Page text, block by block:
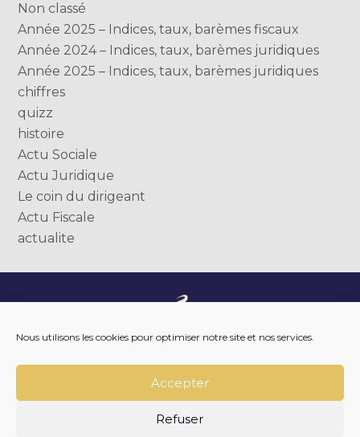
Nous utilisons les cookies pour optimiser notre site et nos services.
Accepter
Refuser
Non classé
Année 2025 – Indices, taux, barèmes fiscaux
Année 2024 – Indices, taux, barèmes juridiques
Année 2025 – Indices, taux, barèmes juridiques
chiffres
quizz
histoire
Actu Sociale
Actu Juridique
Le coin du dirigeant
Actu Fiscale
actualite
Principale
NOS OUTILS DIGITAUX
NOTRE ACTUALITÉ
NOUS REJOINDRE
NOUS CONTACTER